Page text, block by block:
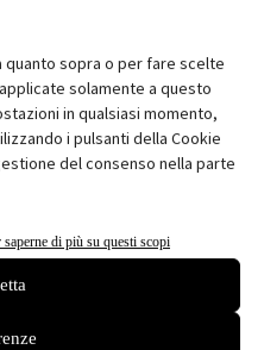
sopra o per fare scelte
solamente a questo
in qualsiasi momento,
i pulsanti della Cookie
del consenso nella parte
saperne di più su questi scopi